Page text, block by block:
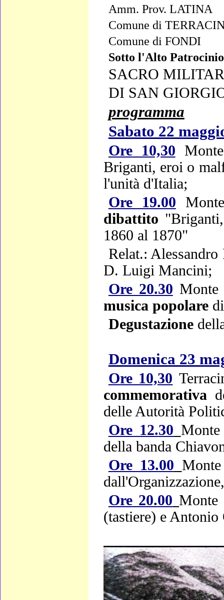
Amm. Prov. LATINA
Comune di
Comune di FONDI
Sotto l'Alto
SACRO
DI SAN
programma
Sabato 22
Ore 10,30
Briganti, eroi o
l'unità d'Italia;
Ore 19.00
dibattito
1860 al 1870"
Relat.:
D. Luigi Mancini;
Ore 20.30
musica popolaredi
Degustazione
Domenica 23
Ore 10,30
commemorativa
delle Autorità
Ore 12.30
della banda
Ore 13.00
Ore 20.00 Monte
(tastiere) e